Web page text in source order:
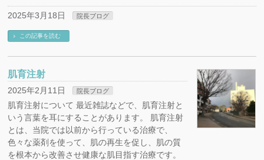
2025年3月18日 院長ブログ
この記事を読む
肌育注射
2025年2月11日 院長ブログ
肌育注射について 最近雑誌などで、肌育注射と
いう言葉を耳にすることがあります。 肌育注射
とは、当院では以前から行っている治療で、
色々な薬剤を使って、肌の再生を促し、肌の質
を根本から改善させ健康な肌目指す治療です。